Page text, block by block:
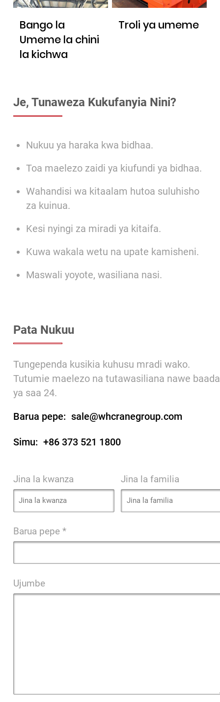
Bango la
Umeme la chini
la kichwa
Troli ya umeme
Je, Tunaweza Kukufanyia Nini?
Nukuu ya haraka kwa bidhaa.
Toa maelezo zaidi ya kiufundi ya bidhaa.
Wahandisi wa kitaalam hutoa suluhisho
za kuinua.
Kesi nyingi za miradi ya kitaifa.
Kuwa wakala wetu na upate kamisheni.
Maswali yoyote, wasiliana nasi.
Pata Nukuu
Tungependa kusikia kuhusu mradi wako.
Tutumie maelezo na tutawasiliana nawe baada
ya saa 24.
Barua pepe: sale@whcranegroup.com
Simu: +86 373 521 1800
Jina la kwanza Jina la familia
Barua pepe *
Ujumbe